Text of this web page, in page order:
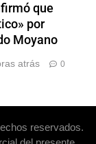
que
por
Moyano
atrás 0
reservados.